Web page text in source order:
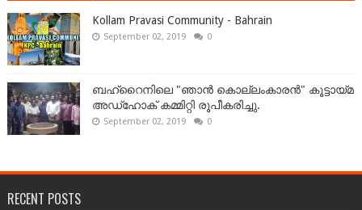
Kollam Pravasi Community - Bahrain
September 02, 2019 0
ബഹ്‌റൈനിലെ "ഞാൻ കൊല്ലംകാരൻ" കൂട്ടായ്‌മ
അഡ്‌ഹോക് കമ്മിറ്റി രൂപീകരിച്ചു.
September 02, 2019 0
RECENT POSTS